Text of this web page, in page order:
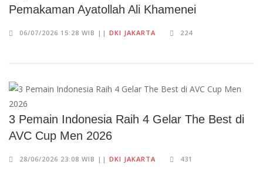
Pemakaman Ayatollah Ali Khamenei
06/07/2026 15:28 WIB || DKI JAKARTA 224
3 Pemain Indonesia Raih 4 Gelar The Best di
AVC Cup Men 2026
28/06/2026 23:08 WIB || DKI JAKARTA 431